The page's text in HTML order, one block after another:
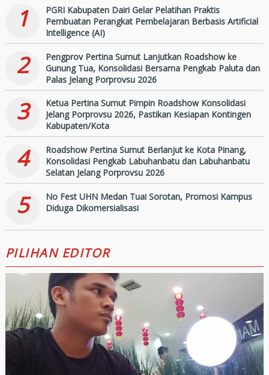
2026
1
PGRI Kabupaten Dairi Gelar Pelatihan Praktis
Pembuatan Perangkat Pembelajaran Berbasis Artificial
Intelligence (AI)
2
Pengprov Pertina Sumut Lanjutkan Roadshow ke
Gunung Tua, Konsolidasi Bersama Pengkab Paluta dan
Palas Jelang Porprovsu 2026
3
Ketua Pertina Sumut Pimpin Roadshow Konsolidasi
Jelang Porprovsu 2026, Pastikan Kesiapan Kontingen
Kabupaten/Kota
4
Roadshow Pertina Sumut Berlanjut ke Kota Pinang,
Konsolidasi Pengkab Labuhanbatu dan Labuhanbatu
Selatan Jelang Porprovsu 2026
5
No Fest UHN Medan Tuai Sorotan, Promosi Kampus
Diduga Dikomersialisasi
PILIHAN EDITOR